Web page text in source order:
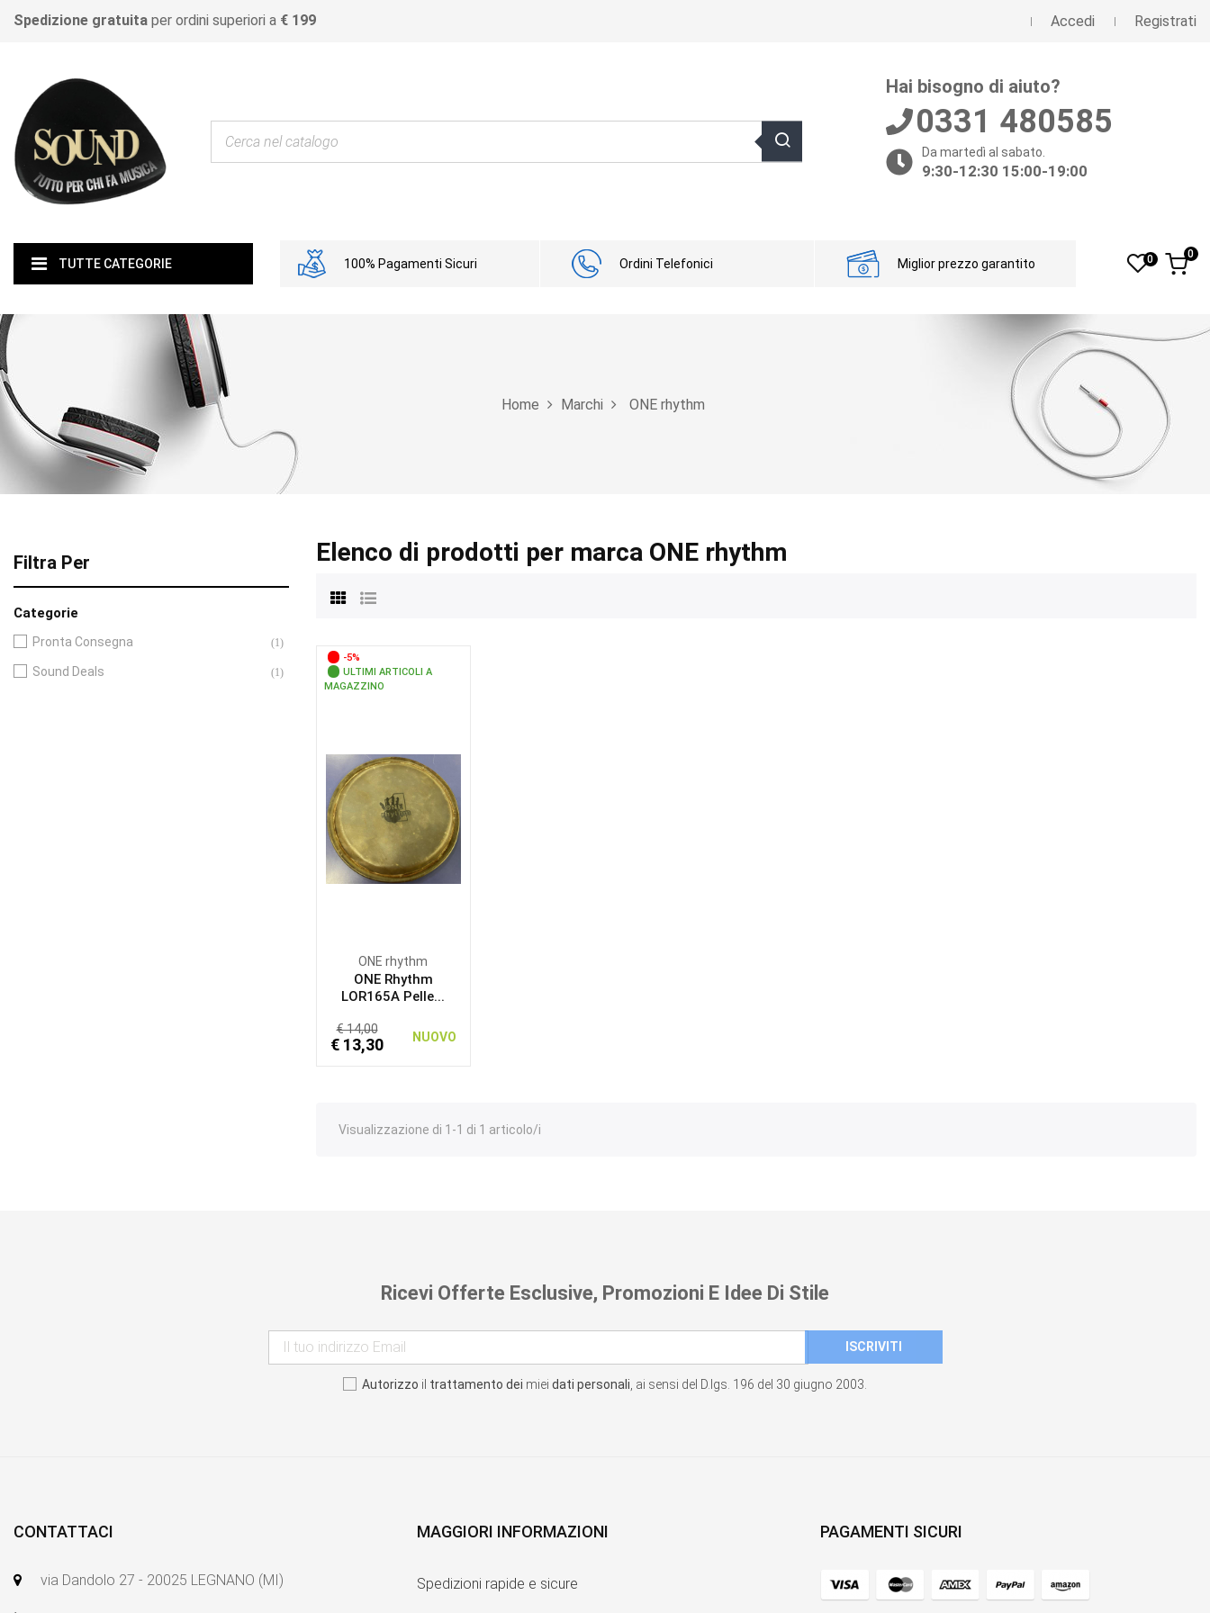
Spedizione gratuita per ordini superiori a € 199 Accedi Registrati
Hai bisogno di aiuto?
0331 480585
Da martedì al sabato.
9:30-12:30 15:00-19:00
TUTTE CATEGORIE 100% Pagamenti Sicuri Ordini Telefonici Miglior prezzo garantito 0 0
Home Marchi ONE rhythm
Filtra Per
Categorie
Pronta Consegna (1)
Sound Deals (1)
Elenco di prodotti per marca ONE rhythm
-5%
ULTIMI ARTICOLI A
MAGAZZINO
ONE rhythm
ONE Rhythm
LOR165A Pelle...
€ 14,00
€ 13,30 NUOVO
Visualizzazione di 1-1 di 1 articolo/i
Ricevi Offerte Esclusive, Promozioni E Idee Di Stile
Autorizzo il trattamento dei miei dati personali , ai sensi del D.lgs. 196 del 30 giugno 2003.
CONTATTACI
via Dandolo 27 - 20025 LEGNANO (MI)
MAGGIORI INFORMAZIONI
Spedizioni rapide e sicure
PAGAMENTI SICURI